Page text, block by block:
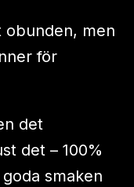
obunden, men
för
det
det – 100%
smaken